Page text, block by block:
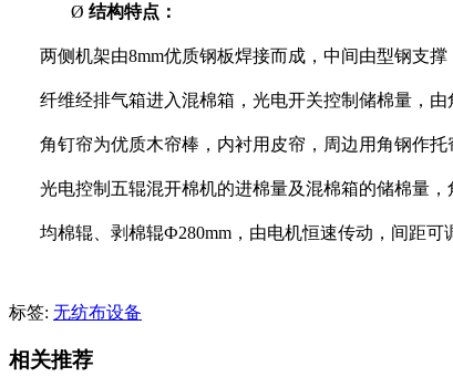
Ø 结构特点：
两侧机架由8mm优质钢板焊接而成，中间由型钢支撑
纤维经排气箱进入混棉箱，光电开关控制储棉量，由
角钉帘为优质木帘棒，内衬用皮帘，周边用角钢作
光电控制五辊混开棉机的进棉量及混棉箱的储棉量，
均棉辊、剥棉辊Ф280mm ，由电机恒速传动，间距可
标签: 无纺布设备
相关推荐